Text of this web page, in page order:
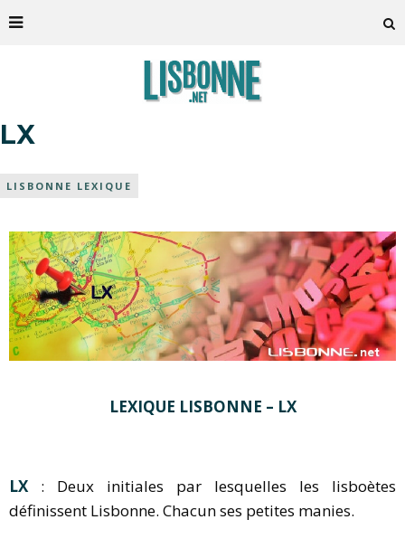
LX
LISBONNE LEXIQUE
LEXIQUE LISBONNE – LX
LX: Deux initiales par lesquelles les lisboètes
définissent Lisbonne. Chacun ses petites manies.